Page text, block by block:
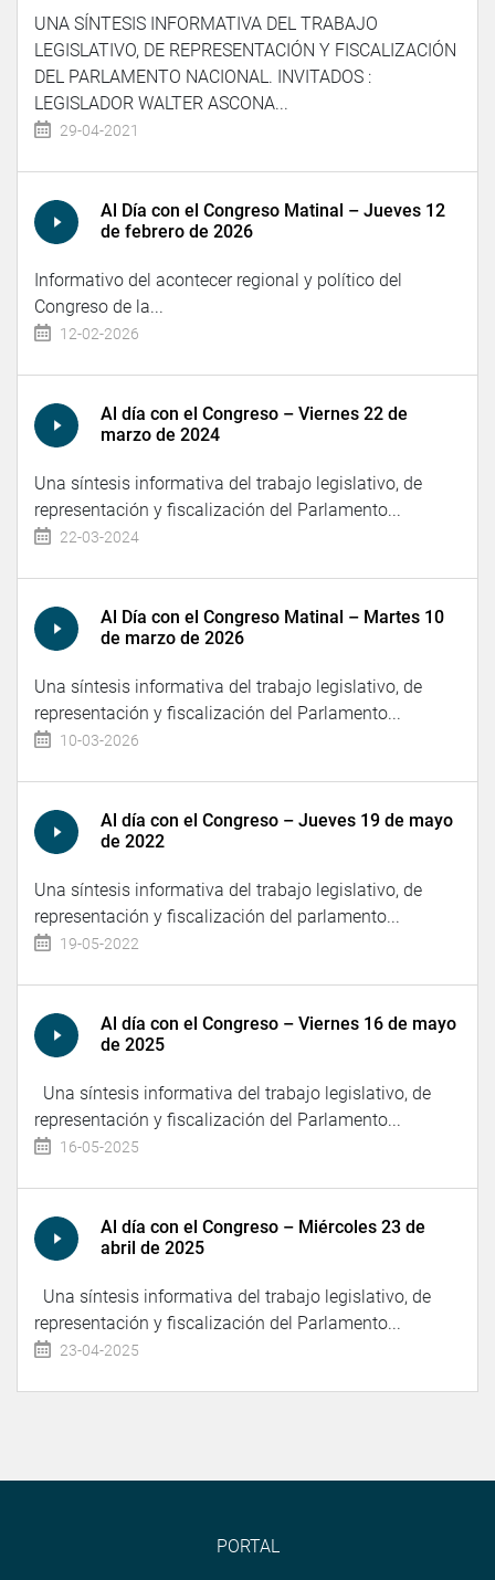
UNA SÍNTESIS INFORMATIVA DEL TRABAJO
LEGISLATIVO, DE REPRESENTACIÓN Y FISCALIZACIÓN
DEL PARLAMENTO NACIONAL. INVITADOS :
LEGISLADOR WALTER ASCONA...
29-04-2021
Al Día con el Congreso Matinal – Jueves 12
de febrero de 2026
Informativo del acontecer regional y político del
Congreso de la...
12-02-2026
Al día con el Congreso – Viernes 22 de
marzo de 2024
Una síntesis informativa del trabajo legislativo, de
representación y fiscalización del Parlamento...
22-03-2024
Al Día con el Congreso Matinal – Martes 10
de marzo de 2026
Una síntesis informativa del trabajo legislativo, de
representación y fiscalización del Parlamento...
10-03-2026
Al día con el Congreso – Jueves 19 de mayo
de 2022
Una síntesis informativa del trabajo legislativo, de
representación y fiscalización del parlamento...
19-05-2022
Al día con el Congreso – Viernes 16 de mayo
de 2025
Una síntesis informativa del trabajo legislativo, de
representación y fiscalización del Parlamento...
16-05-2025
Al día con el Congreso – Miércoles 23 de
abril de 2025
Una síntesis informativa del trabajo legislativo, de
representación y fiscalización del Parlamento...
23-04-2025
PORTAL